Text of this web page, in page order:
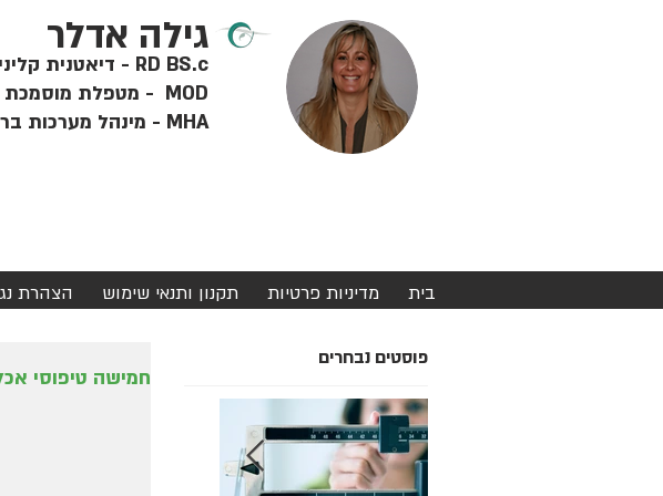
גילה אדלר
RD BS.c - דיאטנית קלינית וספורט
MOD - מטפלת מוסמכת ברפואה סינית, צמחי מרפא ודיקור סיני
MHA - מינהל מערכות בריאות
בית מדיניות פרטיות תקנון ותנאי שימוש הצהרת
פוסטים נבחרים
חמישה טיפוסי